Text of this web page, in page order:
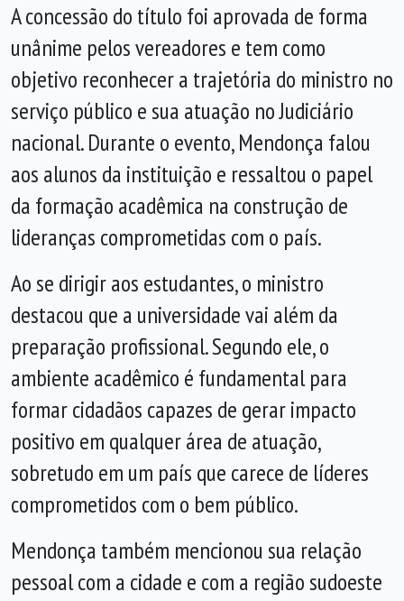
A concessão do título foi aprovada de forma
unânime pelos vereadores e tem como
objetivo reconhecer a trajetória do ministro no
serviço público e sua atuação no Judiciário
nacional. Durante o evento, Mendonça falou
aos alunos da instituição e ressaltou o papel
da formação acadêmica na construção de
lideranças comprometidas com o país.
Ao se dirigir aos estudantes, o ministro
destacou que a universidade vai além da
preparação profissional. Segundo ele, o
ambiente acadêmico é fundamental para
formar cidadãos capazes de gerar impacto
positivo em qualquer área de atuação,
sobretudo em um país que carece de líderes
comprometidos com o bem público.
Mendonça também mencionou sua relação
pessoal com a cidade e com a região sudoeste